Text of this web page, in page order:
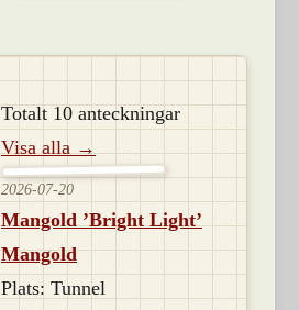
Totalt 10 anteckningar
Visa alla →
2026-07-20
Mangold ’Bright Light’
Mangold
Plats: Tunnel